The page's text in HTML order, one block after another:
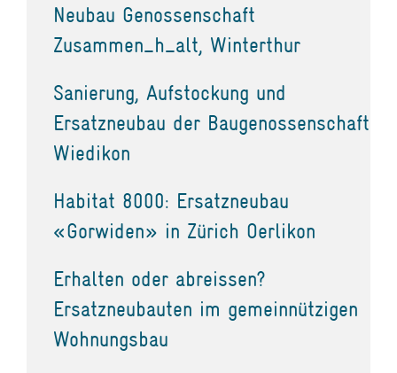
Neubau Genossenschaft
Zusammen_h_alt, Winterthur
Sanierung, Aufstockung und
Ersatzneubau der Baugenossenschaft
Wiedikon
Habitat 8000: Ersatzneubau
«Gorwiden» in Zürich Oerlikon
Erhalten oder abreissen?
Ersatzneubauten im gemeinnützigen
Wohnungsbau